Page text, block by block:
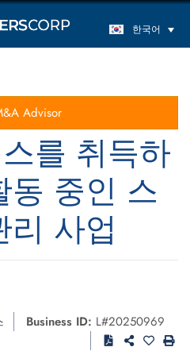
한국어
Advisor
를 취득하
동 중인 스
사업
Business ID: L#20250969